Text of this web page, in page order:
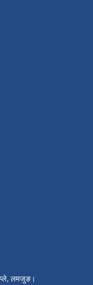
लमजुङ।